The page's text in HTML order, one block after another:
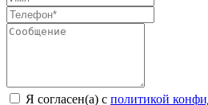
Я согласен(а) с политикой